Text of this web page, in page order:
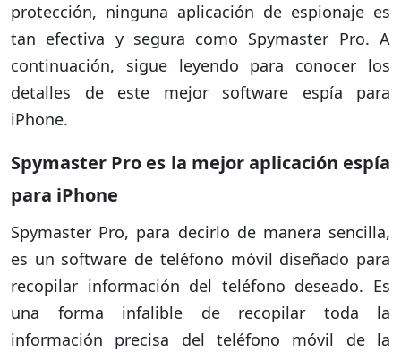
protección, ninguna aplicación de espionaje es
tan efectiva y segura como Spymaster Pro. A
continuación, sigue leyendo para conocer los
detalles de este mejor software espía para
iPhone.
Spymaster Pro es la mejor aplicación espía
para iPhone
Spymaster Pro, para decirlo de manera sencilla,
es un software de teléfono móvil diseñado para
recopilar información del teléfono deseado. Es
una forma infalible de recopilar toda la
información precisa del teléfono móvil de la